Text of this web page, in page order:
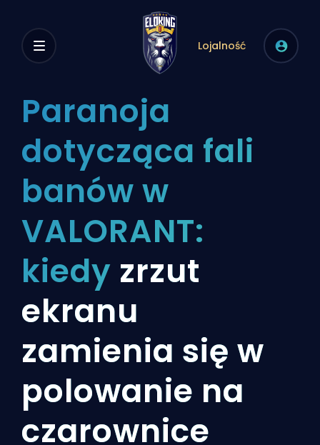
Lojalność
Paranoja
dotycząca fali
banów w
VALORANT:
kiedy zrzut
ekranu
zamienia się w
polowanie na
czarownice